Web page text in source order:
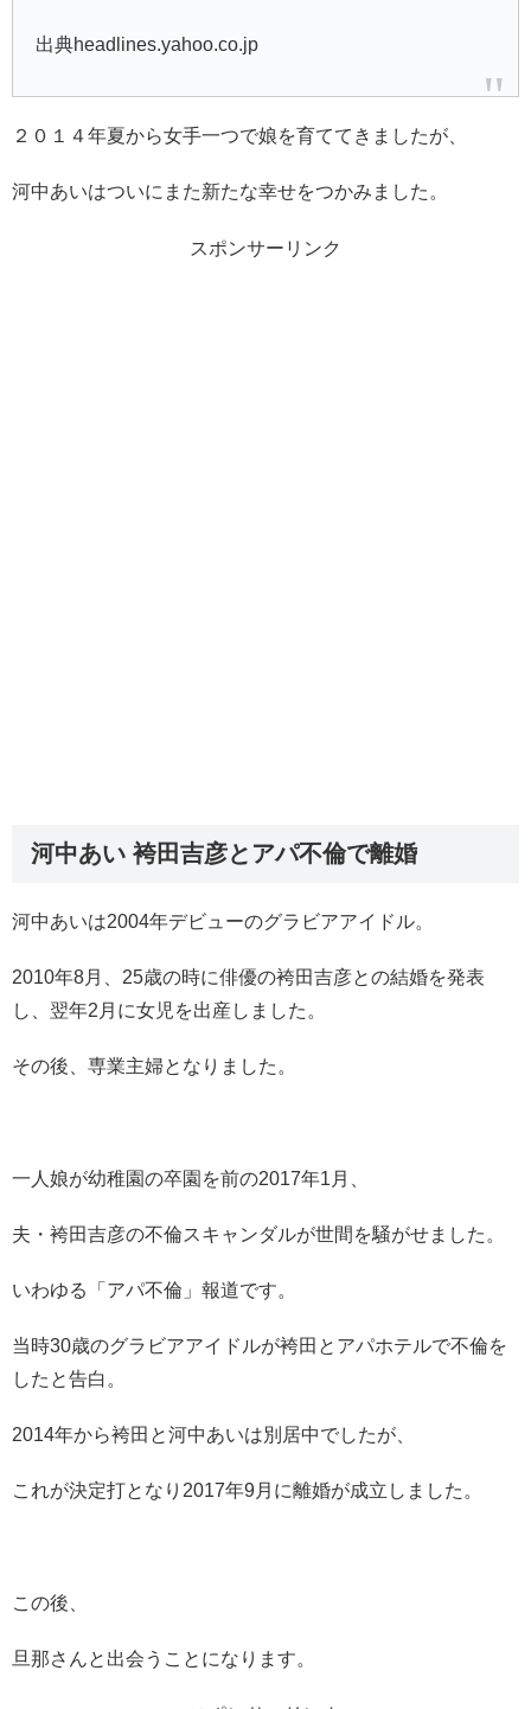
出典headlines.yahoo.co.jp
２０１４年夏から女手一つで娘を育ててきましたが、
河中あいはついにまた新たな幸せをつかみました。
スポンサーリンク
河中あい 袴田吉彦とアパ不倫で離婚
河中あいは2004年デビューのグラビアアイドル。
2010年8月、25歳の時に俳優の袴田吉彦との結婚を発表
し、翌年2月に女児を出産しました。
その後、専業主婦となりました。
一人娘が幼稚園の卒園を前の2017年1月、
夫・袴田吉彦の不倫スキャンダルが世間を騒がせました。
いわゆる「アパ不倫」報道です。
当時30歳のグラビアアイドルが袴田とアパホテルで不倫を
したと告白。
2014年から袴田と河中あいは別居中でしたが、
これが決定打となり2017年9月に離婚が成立しました。
この後、
旦那さんと出会うことになります。